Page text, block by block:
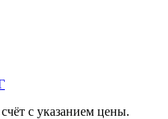
с указанием цены.